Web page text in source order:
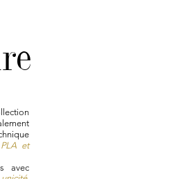
et
avec